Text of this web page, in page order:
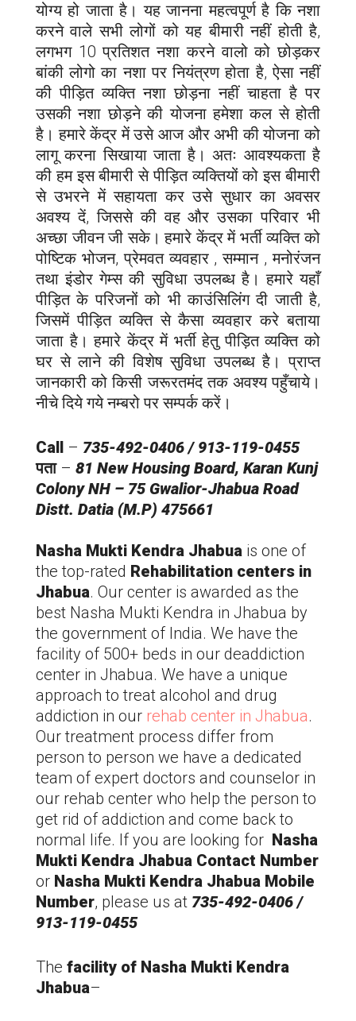
योग्य हो जाता है। यह जानना महत्वपूर्ण है कि नशा
करने वाले सभी लोगों को यह बीमारी नहीं होती है,
लगभग 10 प्रतिशत नशा करने वालो को छोड़कर
बांकी लोगो का नशा पर नियंत्रण होता है, ऐसा नहीं
की पीड़ित व्यक्ति नशा छोड़ना नहीं चाहता है पर
उसकी नशा छोड़ने की योजना हमेशा कल से होती
है। हमारे केंद्र में उसे आज और अभी की योजना को
लागू करना सिखाया जाता है। अतः आवश्यकता है
की हम इस बीमारी से पीड़ित व्यक्तियों को इस बीमारी
से उभरने में सहायता कर उसे सुधार का अवसर
अवश्य दें, जिससे की वह और उसका परिवार भी
अच्छा जीवन जी सके। हमारे केंद्र में भर्ती व्यक्ति को
पोष्टिक भोजन, प्रेमवत व्यवहार , सम्मान , मनोरंजन
तथा इंडोर गेम्स की सुविधा उपलब्ध है। हमारे यहाँ
पीड़ित के परिजनों को भी काउंसिलिंग दी जाती है,
जिसमें पीड़ित व्यक्ति से कैसा व्यवहार करे बताया
जाता है। हमारे केंद्र में भर्ती हेतु पीड़ित व्यक्ति को
घर से लाने की विशेष सुविधा उपलब्ध है। प्राप्त
जानकारी को किसी जरूरतमंद तक अवश्य पहुँचाये।
नीचे दिये गये नम्बरो पर सम्पर्क करें।
Call – 735-492-0406 / 913-119-0455
पता– 81 New Housing Board, Karan Kunj
Colony NH – 75 Gwalior-Jhabua Road
Distt. Datia (M.P) 475661
Nasha Mukti Kendra Jhabua is one of
the top-rated Rehabilitation centers in
Jhabua. Our center is awarded as the
best Nasha Mukti Kendra in Jhabua by
the government of India. We have the
facility of 500+ beds in our deaddiction
center in Jhabua. We have a unique
approach to treat alcohol and drug
addiction in our rehab center in Jhabua.
Our treatment process differ from
person to person we have a dedicated
team of expert doctors and counselor in
our rehab center who help the person to
get rid of addiction and come back to
normal life. If you are looking for Nasha
Mukti Kendra Jhabua Contact Number
or Nasha Mukti Kendra Jhabua Mobile
Number, please us at 735-492-0406 /
913-119-0455
The facility of Nasha Mukti Kendra
Jhabua–